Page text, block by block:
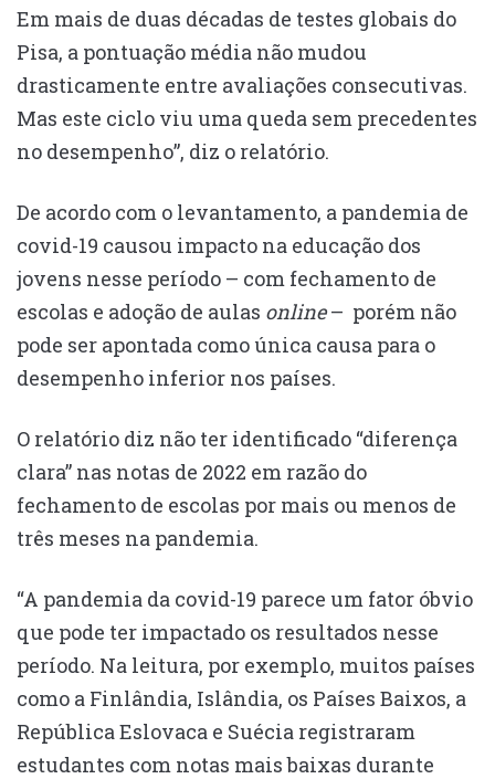
Em mais de duas décadas de testes globais do
Pisa, a pontuação média não mudou
drasticamente entre avaliações consecutivas.
Mas este ciclo viu uma queda sem precedentes
no desempenho”, diz o relatório.
De acordo com o levantamento, a pandemia de
covid-19 causou impacto na educação dos
jovens nesse período – com fechamento de
escolas e adoção de aulas online– porém não
pode ser apontada como única causa para o
desempenho inferior nos países.
O relatório diz não ter identificado “diferença
clara” nas notas de 2022 em razão do
fechamento de escolas por mais ou menos de
três meses na pandemia.
“A pandemia da covid-19 parece um fator óbvio
que pode ter impactado os resultados nesse
período. Na leitura, por exemplo, muitos países
como a Finlândia, Islândia, os Países Baixos, a
República Eslovaca e Suécia registraram
estudantes com notas mais baixas durante